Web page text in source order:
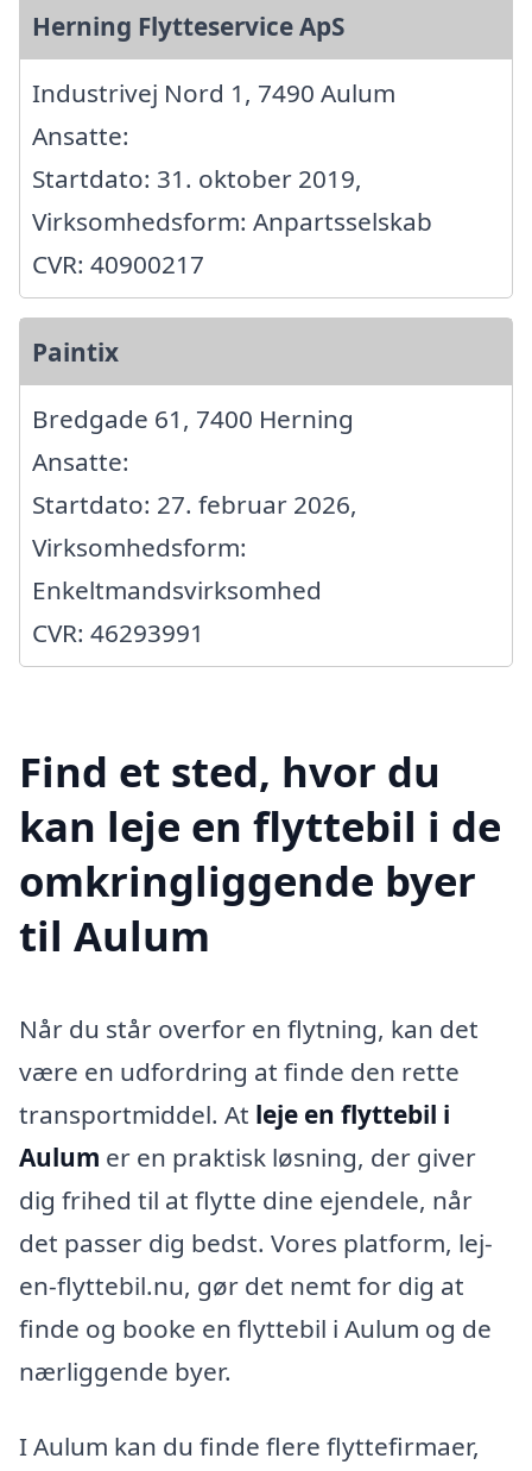
Herning Flytteservice ApS
Industrivej Nord 1, 7490 Aulum
Ansatte:
Startdato: 31. oktober 2019,
Virksomhedsform: Anpartsselskab
CVR: 40900217
Paintix
Bredgade 61, 7400 Herning
Ansatte:
Startdato: 27. februar 2026,
Virksomhedsform:
Enkeltmandsvirksomhed
CVR: 46293991
Find et sted, hvor du
kan leje en flyttebil i de
omkringliggende byer
til Aulum
Når du står overfor en flytning, kan det
være en udfordring at finde den rette
transportmiddel. At leje en flyttebil i
Aulum er en praktisk løsning, der giver
dig frihed til at flytte dine ejendele, når
det passer dig bedst. Vores platform, lej-
en-flyttebil.nu, gør det nemt for dig at
finde og booke en flyttebil i Aulum og de
nærliggende byer.
I Aulum kan du finde flere flyttefirmaer,